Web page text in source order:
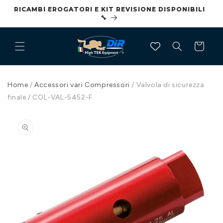
direttamente
RICAMBI EROGATORI E KIT REVISIONE DISPONIBILI
🔧
Carrello
Home / Accessori vari Compressori / Valvola di sicurezza
finale / COL-VAL-5452-F